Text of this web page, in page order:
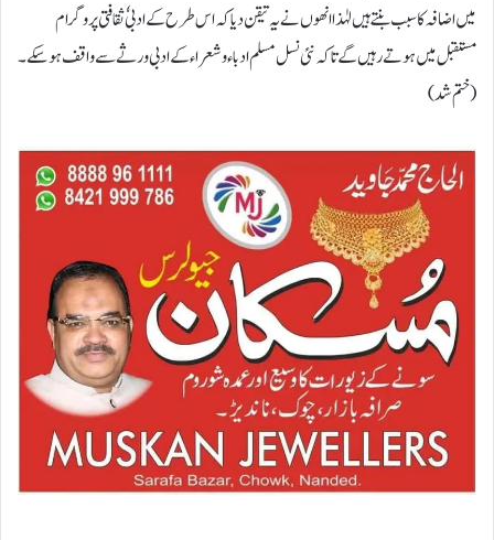
میں اضافہ کا سبب بنتے ہیں لہٰذا انھوں نے یہ تیقن دیا کہ اس طرح کے ادبی ٗ ثقافتی پروگرام
مستقبل میں ہوتے رہیں گے تاکہ نئی نسل مسلم ادباء و شعراء کےادبی ورثے سے واقف ہو سکے ۔
(ختم شد)